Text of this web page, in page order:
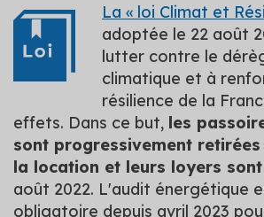
La « loi Climat et
adoptée le 22 août
lutter contre le
climatique et à
résilience de la
effets. Dans ce but, les
sont progressivement
la location et leurs loyers
août 2022. L'audit énergétique
obligatoire depuis avril 2023